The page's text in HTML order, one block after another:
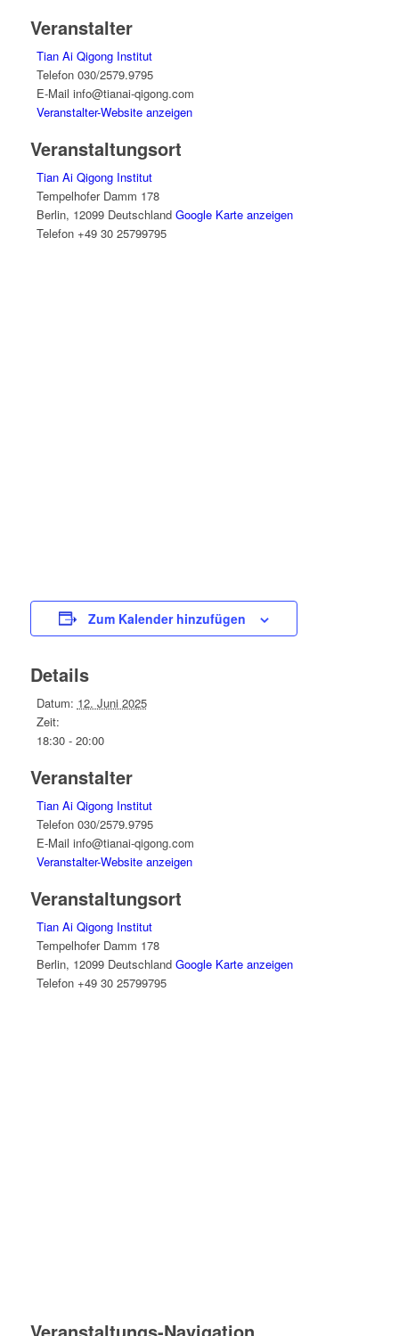
Veranstalter
Tian Ai Qigong Institut
Telefon 030/2579.9795
E-Mail info@tianai-qigong.com
Veranstalter-Website anzeigen
Veranstaltungsort
Tian Ai Qigong Institut
Tempelhofer Damm 178
Berlin, 12099 Deutschland Google Karte anzeigen
Telefon +49 30 25799795
Zum Kalender hinzufügen
Details
Datum: 12. Juni 2025
Zeit:
18:30 - 20:00
Veranstalter
Tian Ai Qigong Institut
Telefon 030/2579.9795
E-Mail info@tianai-qigong.com
Veranstalter-Website anzeigen
Veranstaltungsort
Tian Ai Qigong Institut
Tempelhofer Damm 178
Berlin, 12099 Deutschland Google Karte anzeigen
Telefon +49 30 25799795
Veranstaltungs-Navigation